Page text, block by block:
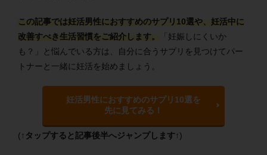
この記事では妊活男性におすすめのサプリ10選や、妊活中に
改善すべき生活習慣をご紹介します。
「妊娠しにくいか
も？」と悩んでいる方は、自分に合うサプリを見つけてパー
トナーと一緒に妊活を始めましょう。
妊活男性におすすめのサプリ10選を
先に見てみる！
(↑タップすると記事後半へジャンプします↑)